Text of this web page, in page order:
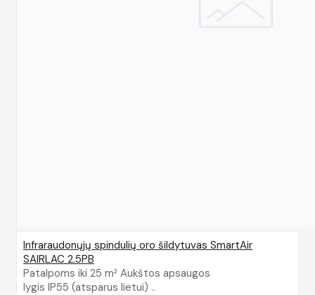
Infraraudonųjų spindulių oro šildytuvas SmartAir
SAIRLAC 2.5PB
Patalpoms iki 25 m² Aukštos apsaugos
lygis IP55 (atsparus lietui) ..